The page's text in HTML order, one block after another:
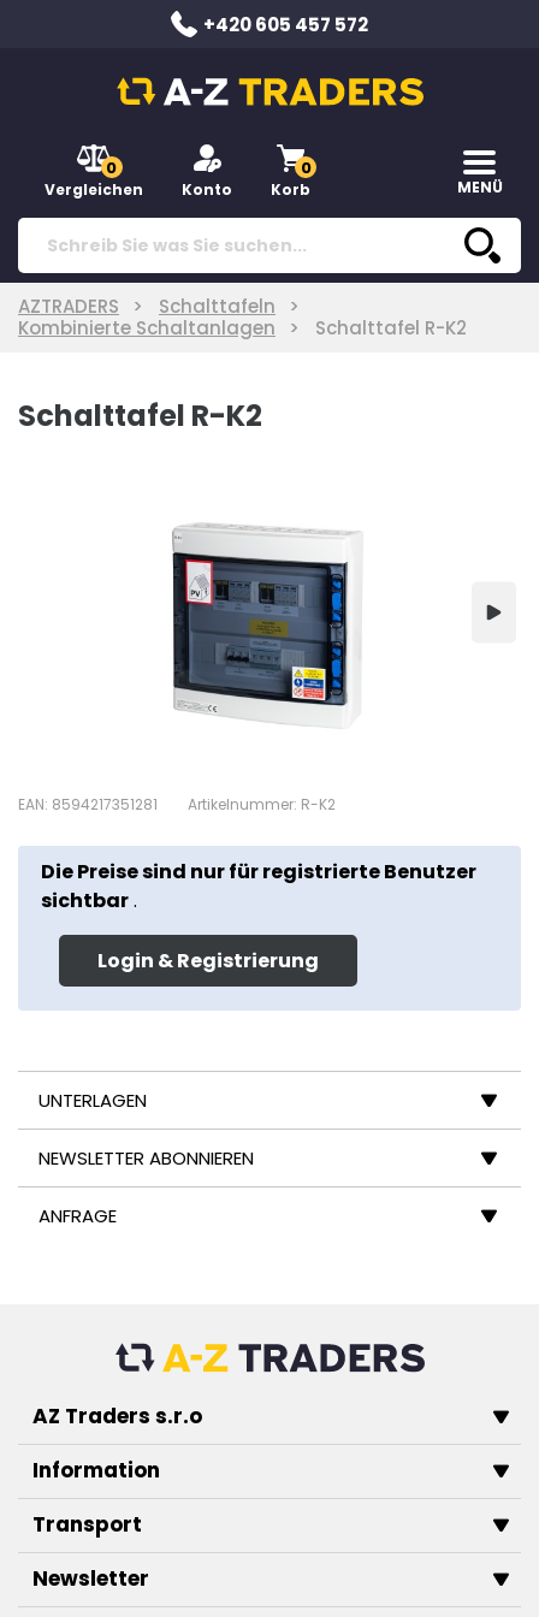
+420 605 457 572
0
Vergleichen Konto
0
Korb MENÜ
AZTRADERS
Schalttafeln
Kombinierte Schaltanlagen
Schalttafel R-K2
Schalttafel R-K2
EAN: 8594217351281 Artikelnummer: R-K2
Die Preise sind nur für registrierte Benutzer
sichtbar.
Login & Registrierung
UNTERLAGEN
NEWSLETTER ABONNIEREN
ANFRAGE
AZ Traders s.r.o
Information
Transport
Newsletter